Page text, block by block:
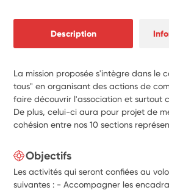
Description
La mission proposée s'intègre dans le
tous" en organisant des actions de
faire découvrir l'association et surtout
De plus, celui-ci aura pour projet de
cohésion entre nos 10 sections
Objectifs
Les activités qui seront confiées au
suivantes : - Accompagner les